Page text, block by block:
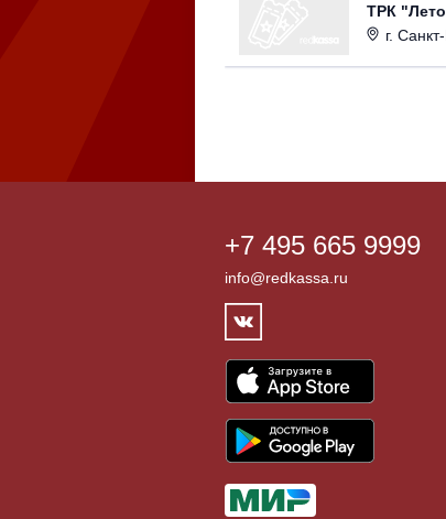
ТРК
г. Санкт-
+7 495 665 9999
info@redkassa.ru